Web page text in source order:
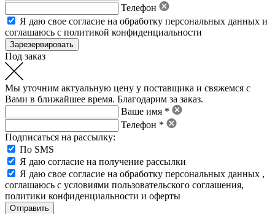
Телефон
Я даю свое согласие на обработку персональных данных и
соглашаюсь с политикой конфиденциальности
Под заказ
Мы уточним актуальную цену у поставщика и свяжемся с
Вами в ближайшее время. Благодарим за заказ.
Ваше имя *
Телефон *
Подписаться на рассылку:
По SMS
Я даю согласие на получение рассылки
Я даю свое согласие на обработку персональных данных ,
соглашаюсь с условиями пользовательского соглашения,
политики конфиденциальности и оферты